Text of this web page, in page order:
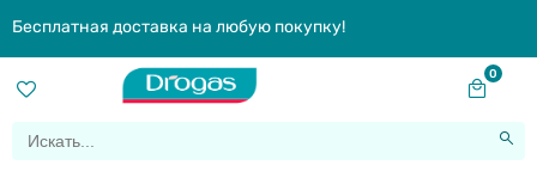
Бесплатная доставка на любую покупку!
0